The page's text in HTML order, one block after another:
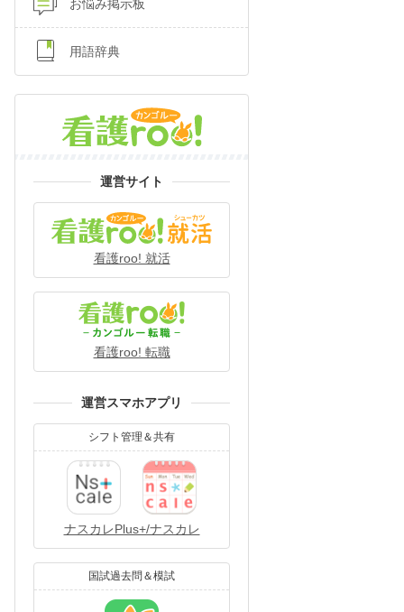
お悩み掲示板
用語辞典
運営サイト
看護roo! 就活
看護roo! 転職
運営スマホアプリ
シフト管理＆共有
ナスカレPlus+/ナスカレ
国試過去問＆模試